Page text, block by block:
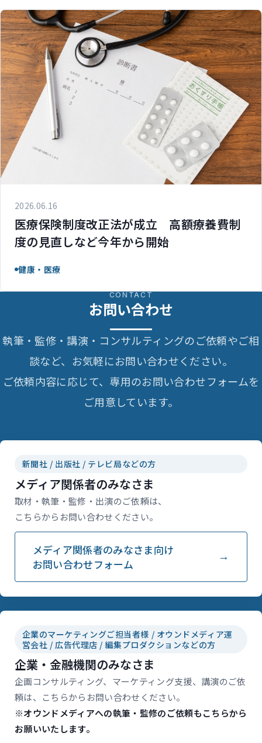
2026.06.16
医療保険制度改正法が成立 高額療養費制
度の見直しなど今年から開始
健康・医療
CONTACT
お問い合わせ
執筆・監修・講演・コンサルティングのご依頼やご相
談など、お気軽にお問い合わせください。
ご依頼内容に応じて、専用のお問い合わせフォームを
ご用意しています。
新聞社 / 出版社 / テレビ局などの方
メディア関係者のみなさま
取材・執筆・監修・出演のご依頼は、
こちらからお問い合わせください。
メディア関係者のみなさま向け
お問い合わせフォーム
企業のマーケティングご担当者様 / オウンドメディア運
営会社 / 広告代理店 / 編集プロダクションなどの方
企業・金融機関のみなさま
企画コンサルティング、マーケティング支援、講演のご依
頼は、こちらからお問い合わせください。
※オウンドメディアへの執筆・監修のご依頼もこちらから
お願いいたします。